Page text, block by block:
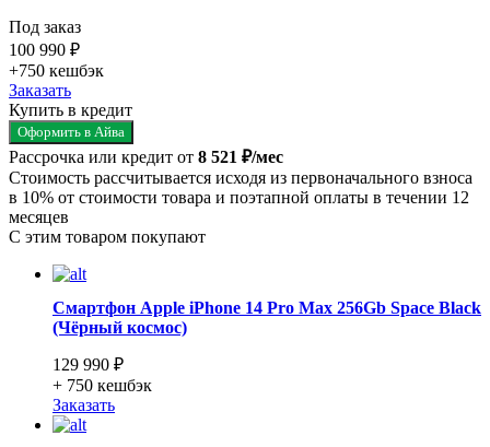
Под заказ
100 990 ₽
+750 кешбэк
Заказать
Купить в кредит
Оформить в Айва
Рассрочка или кредит от 8 521 ₽/мес
Стоимость рассчитывается исходя из первоначального взноса
в 10% от стоимости товара и поэтапной оплаты в течении 12
месяцев
С этим товаром покупают
Смартфон Apple iPhone 14 Pro Max 256Gb Space Black
(Чёрный космос)
129 990 ₽
+ 750 кешбэк
Заказать